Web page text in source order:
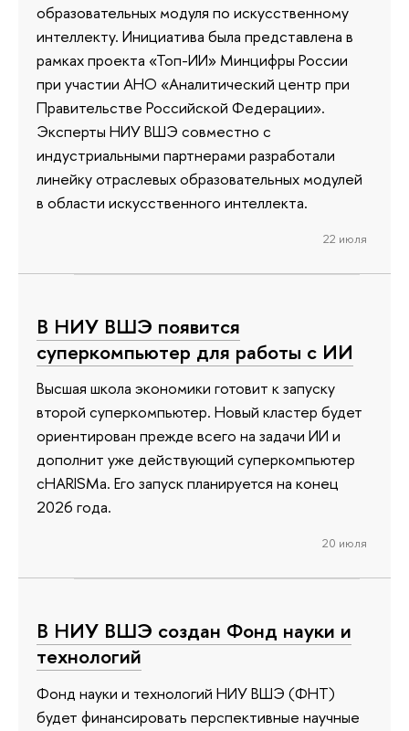
образовательных модуля по искусственному
интеллекту. Инициатива была представлена в
рамках проекта «Топ-ИИ» Минцифры России
при участии АНО «Аналитический центр при
Правительстве Российской Федерации».
Эксперты НИУ ВШЭ совместно с
индустриальными партнерами разработали
линейку отраслевых образовательных модулей
в области искусственного интеллекта.
22 июля
В НИУ ВШЭ появится
суперкомпьютер для работы с ИИ
Высшая школа экономики готовит к запуску
второй суперкомпьютер. Новый кластер будет
ориентирован прежде всего на задачи ИИ и
дополнит уже действующий суперкомпьютер
cHARISMa. Его запуск планируется на конец
2026 года.
20 июля
В НИУ ВШЭ создан Фонд науки и
технологий
Фонд науки и технологий НИУ ВШЭ (ФНТ)
будет финансировать перспективные научные